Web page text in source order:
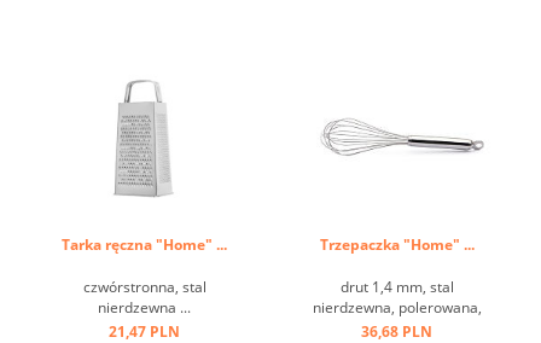
Tarka ręczna "Home" ...
czwórstronna, stal
nierdzewna ...
21,47 PLN
Trzepaczka "Home" ...
drut 1,4 mm, stal
nierdzewna, polerowana,
uchwyt z oczkiem ...
36,68 PLN